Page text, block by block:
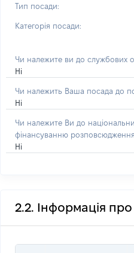
Тип посади:
Категорія посади:
Чи належите ви до службових
Ні
Чи належить Ваша посада до
Ні
Чи належите Ви до
фінансуванню
Ні
2.2. Інформація про